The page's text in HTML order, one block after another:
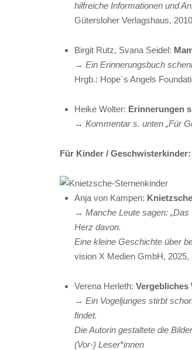
hilfreiche Informationen und
Gütersloher Verlagshaus,
Birgit Rutz, Svana Seidel:
→ Ein Erinnerungsbuch
Hrgb.: Hope´s Angels
Heike Wolter: Erinnerungen
→ Kommentar s. unten „Für
Für Kinder / Geschwisterkinder:
Anja von Kampen:
→ Manche Leute sagen:
Herz davon.
Eine kleine Geschichte über
vision X Medien GmbH,
Verena Herleth: Vergebliches
→ Ein Vogeljunges stirbt
findet.
Die Autorin gestaltete die
(Vor-) Leser*innen